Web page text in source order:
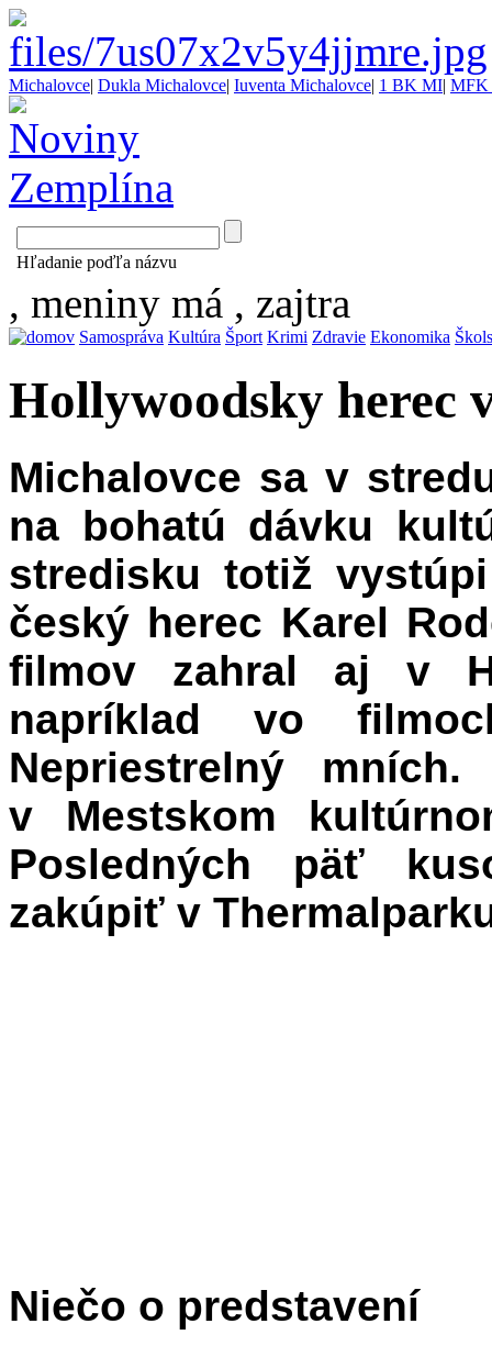
Michalovce| Dukla Michalovce| Iuventa Michalovce| 1 BK MI| MFK
Hľadanie poďľa názvu
, meniny má , zajtra
Samospráva Kultúra Šport Krimi Zdravie Ekonomika
Hollywoodsky herec
Michalovce sa v
na bohatú dávku
stredisku totiž
český herec Karel
filmov zahral aj v
napríklad vo
Nepriestrelný
v Mestskom
Posledných päť
zakúpiť v
Niečo o predstavení